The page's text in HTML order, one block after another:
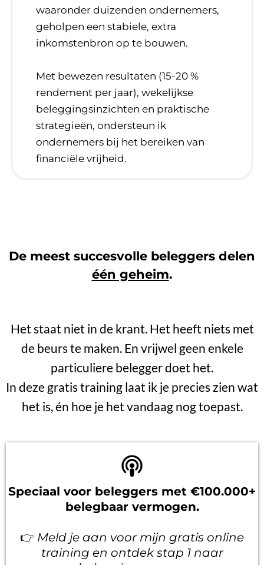
waaronder duizenden ondernemers,
geholpen een stabiele, extra
inkomstenbron op te bouwen.
​Met bewezen resultaten (15-20 %
rendement per jaar), wekelijkse
beleggingsinzichten en praktische
strategieën, ondersteun ik
ondernemers bij het bereiken van
financiële vrijheid.
De meest succesvolle beleggers delen
één geheim.
Het staat niet in de krant. Het heeft niets met
de beurs te maken. En vrijwel geen enkele
particuliere belegger doet het.
In deze gratis training laat ik je precies zien wat
het is, én hoe je het vandaag nog toepast.
Speciaal voor beleggers met €100.000+
belegbaar vermogen.
👉 Meld je aan voor mijn gratis online
training en ontdek stap 1 naar